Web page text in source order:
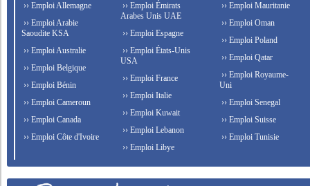
›› Emploi Allemagne
›› Emploi Arabie
Saoudite KSA
›› Emploi Australie
›› Emploi Belgique
›› Emploi Bénin
›› Emploi Cameroun
›› Emploi Canada
›› Emploi Côte d'Ivoire
›› Emploi Émirats
Arabes Unis UAE
›› Emploi Espagne
›› Emploi États-Unis
USA
›› Emploi France
›› Emploi Italie
›› Emploi Kuwait
›› Emploi Lebanon
›› Emploi Libye
›› Emploi Mauritanie
›› Emploi Oman
›› Emploi Poland
›› Emploi Qatar
›› Emploi Royaume-
Uni
›› Emploi Senegal
›› Emploi Suisse
›› Emploi Tunisie